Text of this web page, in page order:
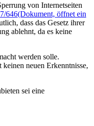
von Internetseiten
646(Dokument, öffnet ein
dass das Gesetz ihrer
ablehnt, da es keine
werden solle.
neuen Erkenntnisse,
sei eine